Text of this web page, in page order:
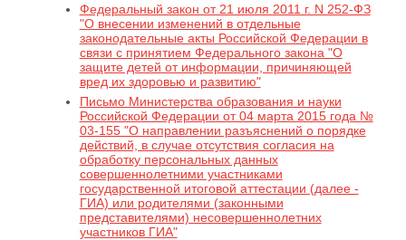
Федеральный закон от 21 июля 2011 г. N 252-ФЗ
"О внесении изменений в отдельные
законодательные акты Российской Федерации в
связи с принятием Федерального закона "О
защите детей от информации, причиняющей
вред их здоровью и развитию"
Письмо Министерства образования и науки
Российской Федерации от 04 марта 2015 года №
03-155 "О направлении разъяснений о порядке
действий, в случае отсутствия согласия на
обработку персональных данных
совершеннолетними участниками
государственной итоговой аттестации (далее -
ГИА) или родителями (законными
представителями) несовершеннолетних
участников ГИА"